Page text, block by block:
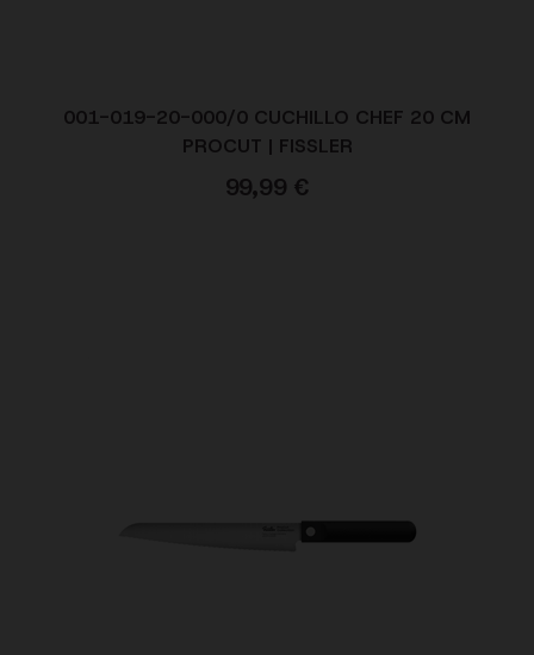
001-019-20-000/0 CUCHILLO CHEF 20 CM
PROCUT | FISSLER
99,99 €